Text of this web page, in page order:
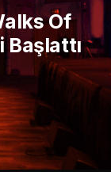
Of
Başlattı